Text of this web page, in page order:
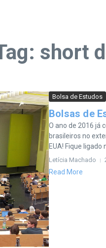
short
Bolsa de Estudos
Bolsas de
O ano de 2016 já
brasileiros no
EUA! Fique ligado
Letícia Machado
Read More